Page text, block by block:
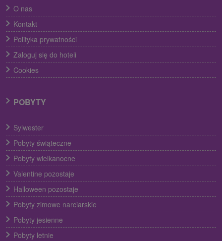
O nas
Kontakt
Polityka prywatności
Zaloguj się do hoteli
Cookies
POBYTY
Sylwester
Pobyty świąteczne
Pobyty wielkanocne
Valentine pozostaje
Halloween pozostaje
Pobyty zimowe narciarskie
Pobyty jesienne
Pobyty letnie